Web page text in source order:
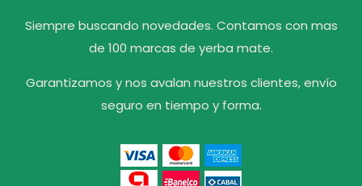
Siempre buscando novedades. Contamos con mas
de 100 marcas de yerba mate.
Garantizamos y nos avalan nuestros clientes, envío
seguro en tiempo y forma.